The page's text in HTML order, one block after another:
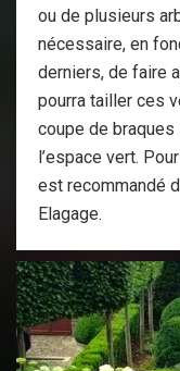
ou de plusieurs
nécessaire, en
derniers, de faire
pourra tailler ces
coupe de
l’espace vert.
est recommandé
Elagage.